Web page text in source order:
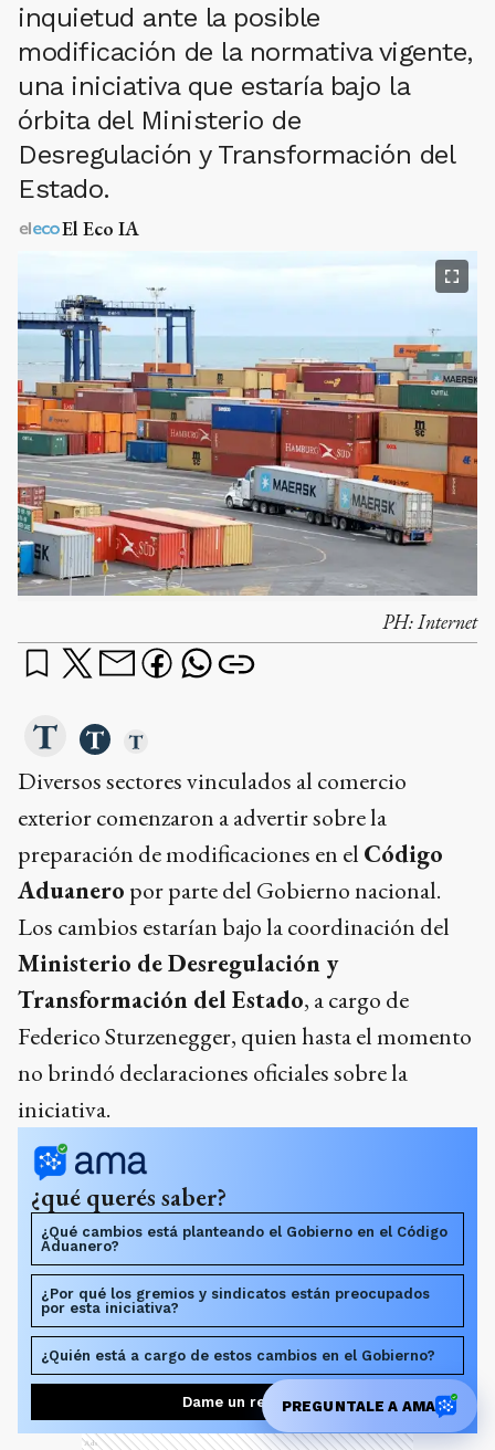
inquietud ante la posible
modificación de la normativa vigente,
una iniciativa que estaría bajo la
órbita del Ministerio de
Desregulación y Transformación del
Estado.
El Eco IA
PH:Internet
Diversos sectores vinculados al comercio
exterior comenzaron a advertir sobre la
preparación de modificaciones en el Código
Aduanero por parte del Gobierno nacional.
Los cambios estarían bajo la coordinación del
Ministerio de Desregulación y
Transformación del Estado, a cargo de
Federico Sturzenegger, quien hasta el momento
no brindó declaraciones oficiales sobre la
iniciativa.
¿qué querés saber?
¿Qué cambios está planteando el Gobierno en el Código
Aduanero?
¿Por qué los gremios y sindicatos están preocupados
por esta iniciativa?
¿Quién está a cargo de estos cambios en el Gobierno?
Dame un resumen
Ads
PREGUNTALE A AMA